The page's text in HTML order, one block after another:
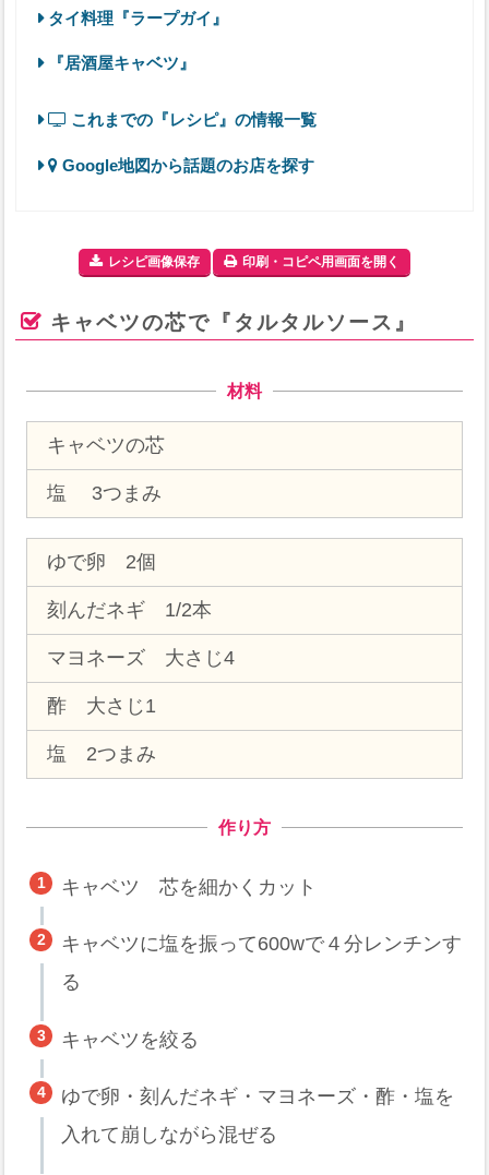
タイ料理『ラープガイ』
『居酒屋キャベツ』
これまでの『レシピ』の情報一覧
Google地図から話題のお店を探す
レシピ画像保存 印刷・コピペ用画面を開く
キャベツの芯で『タルタルソース』
材料
キャベツの芯
塩 3つまみ
ゆで卵 2個
刻んだネギ 1/2本
マヨネーズ 大さじ4
酢 大さじ1
塩 2つまみ
作り方
キャベツ 芯を細かくカット
キャベツに塩を振って600wで４分レンチンす
る
キャベツを絞る
ゆで卵・刻んだネギ・マヨネーズ・酢・塩を
入れて崩しながら混ぜる